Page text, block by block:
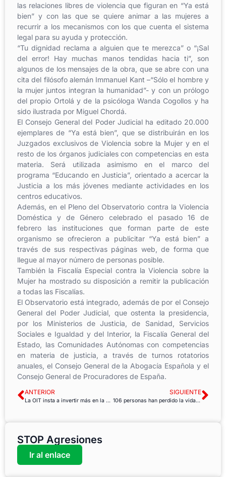
las relaciones libres de violencia que figuran en “Ya está
bien” y con las que se quiere animar a las mujeres a
recurrir a los mecanismos con los que cuenta el sistema
legal para su ayuda y protección.
“Tu dignidad reclama a alguien que te merezca” o “¡Sal
del error! Hay muchas manos tendidas hacia ti”, son
algunos de los mensajes de la obra, que se abre con una
cita del filósofo alemán Immanuel Kant –“Sólo el hombre y
la mujer juntos integran la humanidad”- y con un prólogo
del propio Ortolá y de la psicóloga Wanda Cogollos y ha
sido ilustrada por Miguel Chordá.
El Consejo General del Poder Judicial ha editado 20.000
ejemplares de “Ya está bien”, que se distribuirán en los
Juzgados exclusivos de Violencia sobre la Mujer y en el
resto de los órganos judiciales con competencias en esta
materia. Será utilizada asimismo en el marco del
programa “Educando en Justicia”, orientado a acercar la
Justicia a los más jóvenes mediante actividades en los
centros educativos.
Además, en el Pleno del Observatorio contra la Violencia
Doméstica y de Género celebrado el pasado 16 de
febrero las instituciones que forman parte de este
organismo se ofrecieron a publicitar “Ya está bien” a
través de sus respectivas páginas web, de forma que
llegue al mayor número de personas posible.
También la Fiscalía Especial contra la Violencia sobre la
Mujer ha mostrado su disposición a remitir la publicación
a todas las Fiscalías.
El Observatorio está integrado, además de por el Consejo
General del Poder Judicial, que ostenta la presidencia,
por los Ministerios de Justicia, de Sanidad, Servicios
Sociales e Igualdad y del Interior, la Fiscalía General del
Estado, las Comunidades Autónomas con competencias
en materia de justicia, a través de turnos rotatorios
anuales, el Consejo General de la Abogacía Española y el
Consejo General de Procuradores de España.
ANTERIOR
La OIT insta a invertir más en la seguridad y la salud de los trabajadores
SIGUIENTE
106 personas han perdido la vida en el trabajo en los dos primeros meses de 2016
STOP Agresiones
Ir al enlace